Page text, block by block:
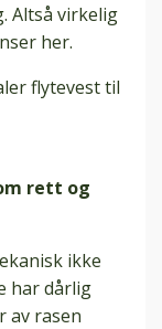
Altså virkelig
her.
flytevest til
rett og
ikke
har dårlig
av rasen